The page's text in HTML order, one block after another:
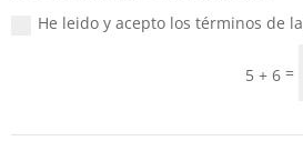
He leido y acepto los términos de la
5 + 6 =